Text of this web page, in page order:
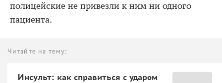
полицейские не привезли к ним ни одного
пациента.
Читайте на тему:
Инсульт: как справиться с ударом